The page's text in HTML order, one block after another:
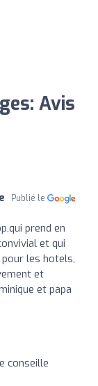
Avis
Publié le
prend en
et qui
les hotels,
et
et papa
conseille